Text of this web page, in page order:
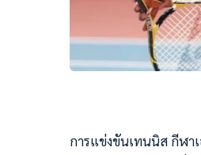
การแข่งขันเทนนิส กีฬา